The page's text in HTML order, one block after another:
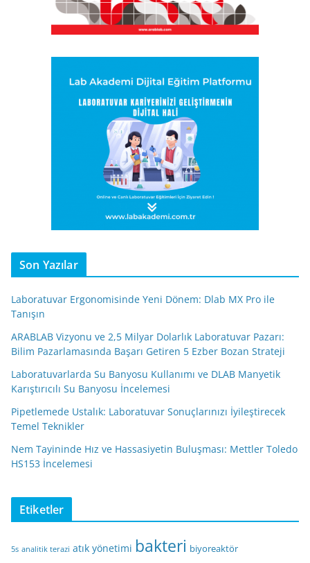
Son Yazılar
Laboratuvar Ergonomisinde Yeni Dönem: Dlab MX Pro ile
Tanışın
ARABLAB Vizyonu ve 2,5 Milyar Dolarlık Laboratuvar Pazarı:
Bilim Pazarlamasında Başarı Getiren 5 Ezber Bozan Strateji
Laboratuvarlarda Su Banyosu Kullanımı ve DLAB Manyetik
Karıştırıcılı Su Banyosu İncelemesi
Pipetlemede Ustalık: Laboratuvar Sonuçlarınızı İyileştirecek
Temel Teknikler
Nem Tayininde Hız ve Hassasiyetin Buluşması: Mettler Toledo
HS153 İncelemesi
Etiketler
5s analitik terazi atık yönetimi bakteri biyoreaktör